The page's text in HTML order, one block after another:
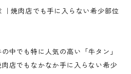
｜焼肉店でも手に入らない希少部位
中でも特に人気の高い「牛タン」
店でもなかなか手に入らない希少